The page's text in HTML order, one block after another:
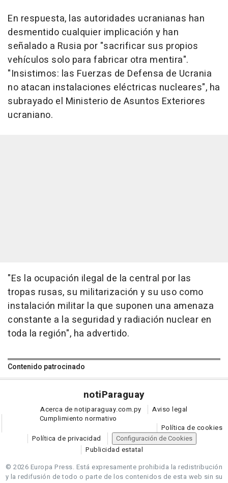
En respuesta, las autoridades ucranianas han
desmentido cualquier implicación y han
señalado a Rusia por "sacrificar sus propios
vehículos solo para fabricar otra mentira".
"Insistimos: las Fuerzas de Defensa de Ucrania
no atacan instalaciones eléctricas nucleares", ha
subrayado el Ministerio de Asuntos Exteriores
ucraniano.
"Es la ocupación ilegal de la central por las
tropas rusas, su militarización y su uso como
instalación militar la que suponen una amenaza
constante a la seguridad y radiación nuclear en
toda la región", ha advertido.
Contenido patrocinado
notiParaguay
Acerca de notiparaguay.com.py
Aviso legal
Cumplimiento normativo
Política de cookies
Política de privacidad
Configuración de Cookies
Publicidad estatal
© 2026 Europa Press. Está expresamente prohibida la redistribución
y la redifusión de todo o parte de los contenidos de esta web sin su